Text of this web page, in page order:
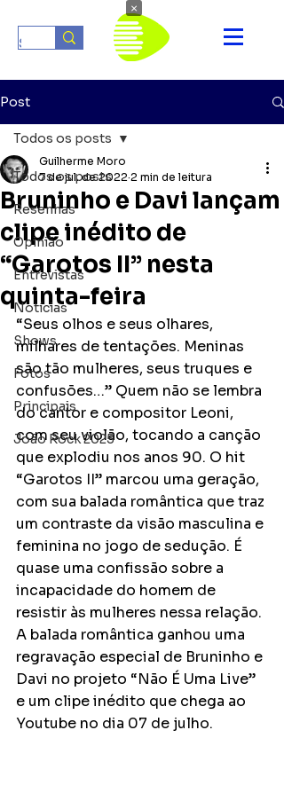
Post
Todos os posts
Resenhas
Opinião
Entrevistas
Notícias
Shows
Fotos
Principais
João Rock 2025
Todos os posts
Bruninho e Davi lançam
clipe inédito de
“Garotos II” nesta
quinta-feira
Guilherme Moro
7 de jul. de 2022 2 min de leitura
“Seus olhos e seus olhares,
milhares de tentações. Meninas
são tão mulheres, seus truques e
confusões…” Quem não se lembra
do cantor e compositor Leoni,
com seu violão, tocando a canção
que explodiu nos anos 90. O hit
“Garotos II” marcou uma geração,
com sua balada romântica que traz
um contraste da visão masculina e
feminina no jogo de sedução. É
quase uma confissão sobre a
incapacidade do homem de
resistir às mulheres nessa relação.
A balada romântica ganhou uma
regravação especial de Bruninho e
Davi no projeto “Não É Uma Live”
e um clipe inédito que chega ao
Youtube no dia 07 de julho.
×